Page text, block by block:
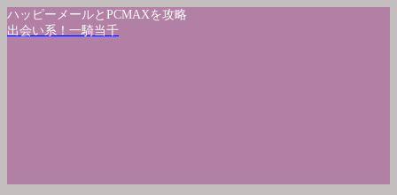
ハッピーメールとPCMAXを攻略
出会い系！一騎当千